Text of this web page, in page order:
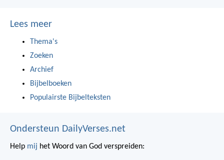
Lees meer
Thema's
Zoeken
Archief
Bijbelboeken
Populairste Bijbelteksten
Ondersteun DailyVerses.net
Help mij het Woord van God verspreiden: